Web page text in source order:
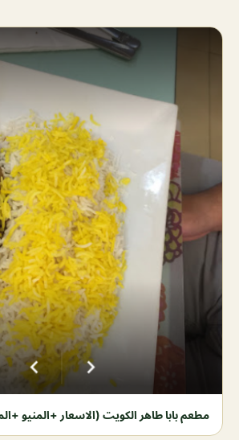
مطعم بابا طاهر الكويت (الاسعار +المنيو